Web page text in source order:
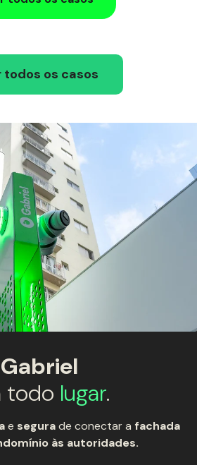
todos os casos
Gabriel
todo lugar.
e segurade conectar a fachada
às autoridades.